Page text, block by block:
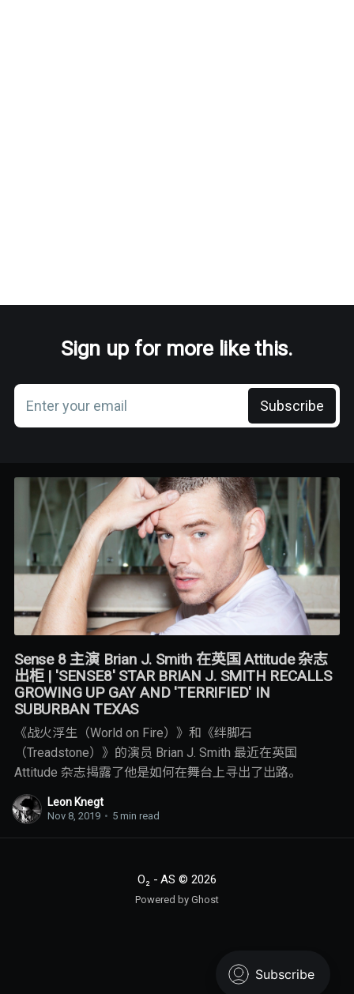
Sign up for more like this.
Enter your email Subscribe
Sense 8 主演 Brian J. Smith 在英国 Attitude 杂志
出柜 | 'SENSE8' STAR BRIAN J. SMITH RECALLS
GROWING UP GAY AND 'TERRIFIED' IN
SUBURBAN TEXAS
《战火浮生（World on Fire）》和《绊脚石
（Treadstone）》的演员 Brian J. Smith 最近在英国
Attitude 杂志揭露了他是如何在舞台上寻出了出路。
Leon Knegt
Nov 8, 2019 • 5 min read
O₂ - AS © 2026
Powered by Ghost